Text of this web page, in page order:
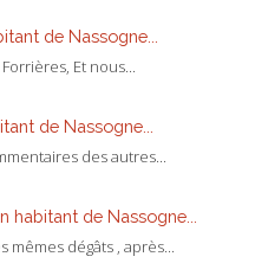
de Nassogne...
Et nous...
de Nassogne...
des autres...
habitant de Nassogne...
dégâts , après...